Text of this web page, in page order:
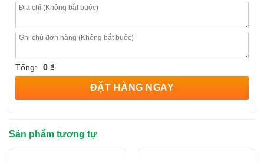
Tổng: 0 ₫
ĐẶT HÀNG NGAY
Sản phẩm tương tự